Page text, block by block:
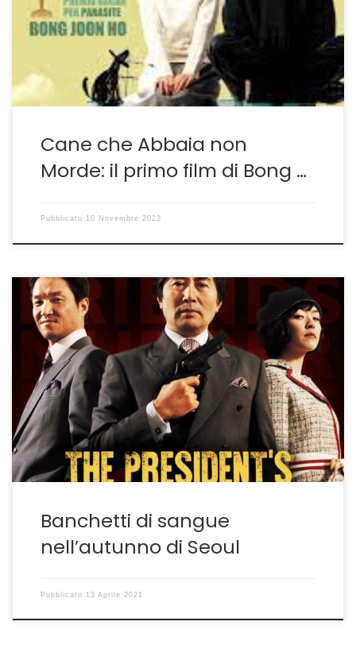
diciannove di Parasite-Sembra Goldoni ma è Parasite,
perfetto congegno ad orologeria che smaschera
un’intera società– Bong Joon-ho aveva già le idee
precise. Per questo […]
Cane che Abbaia non
Morde: il primo film di Bong …
Pubblicato 10 Novembre 2023
The President’s Last Bang come un libro di storia NON è
recente ma è come se lo fosse. The President’s Last
Bang, ovvero l’ultimo colpo del presidente, è un film del
2005, che per anni è stato mutilato da una censura
tutta politica a cui era stato sottoposto in patria. […]
Banchetti di sangue
nell’autunno di Seoul
Pubblicato 13 Aprile 2021